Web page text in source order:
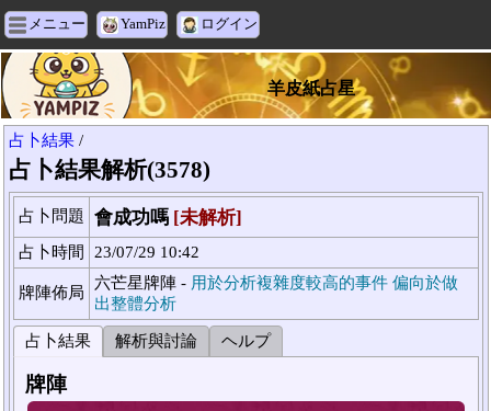
メニュー YamPiz ログイン
羊皮紙占星
占卜結果 /
占卜結果解析(3578)
占卜問題 會成功嗎 [未解析]
占卜時間 23/07/29 10:42
牌陣佈局
六芒星牌陣 - 用於分析複雜度較高的事件 偏向於做
出整體分析
占卜結果 解析與討論 ヘルプ
牌陣